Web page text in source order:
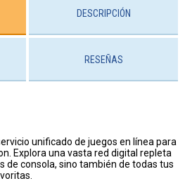
DESCRIPCIÓN
RESEÑAS
unificado de juegos en línea para
Explora una vasta red digital repleta
de consola, sino también de todas tus